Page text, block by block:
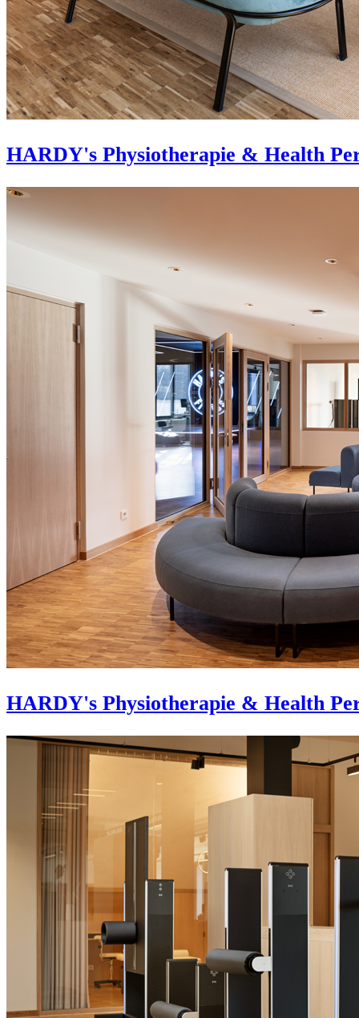
HARDY's Physiotherapie & Health
HARDY's Physiotherapie & Health